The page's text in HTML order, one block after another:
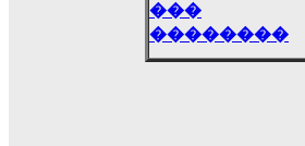
���
��������